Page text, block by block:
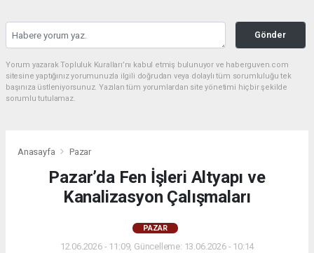
Gönder
Yorum yazarak Topluluk Kuralları’nı kabul etmiş bulunuyor ve haberguven.com
sitesine yaptığınız yorumunuzla ilgili doğrudan veya dolaylı tüm sorumluluğu tek
başınıza üstleniyorsunuz. Yazılan tüm yorumlardan site yönetimi hiçbir şekilde
sorumlu tutulamaz.
Anasayfa Pazar
Pazar’da Fen İşleri Altyapı ve
Kanalizasyon Çalışmaları
PAZAR
12.06.2026 - 11:09, Güncelleme: 13.06.2026 - 10:14